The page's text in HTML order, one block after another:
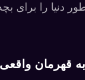
دنیا را برای